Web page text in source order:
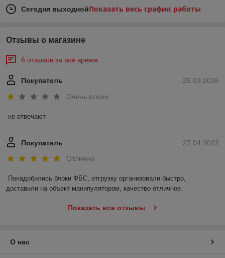
Сегодня выходнойПоказать весь график работы
Отзывы о магазине
6 отзывов за всё время
25.03.2026
Покупатель
Очень плохо
не отвечают
27.04.2022
Покупатель
Отлично
Понадобились блоки ФБС, отгрузку организовали быстро,
доставили на объект манипулятором, качество отличное.
Показать все отзывы
О нас